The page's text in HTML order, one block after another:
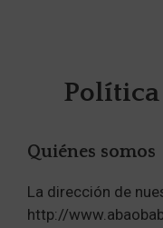
Quiénes somos
La dirección de
http://